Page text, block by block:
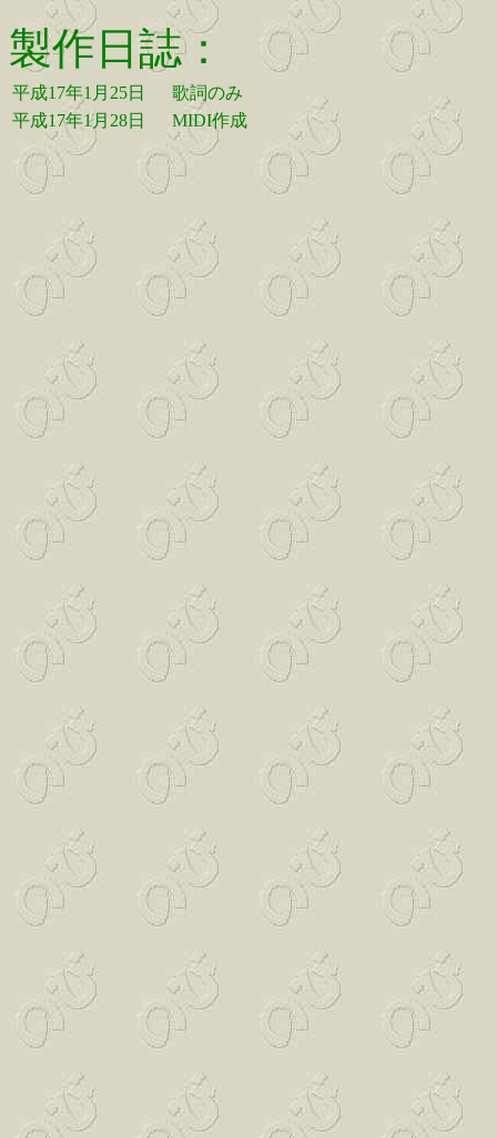
製作日誌：
平成17年1月25日
歌詞のみ
平成17年1月28日
MIDI作成